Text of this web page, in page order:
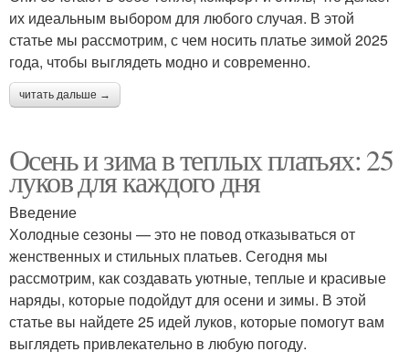
их идеальным выбором для любого случая. В этой
статье мы рассмотрим, с чем носить платье зимой 2025
года, чтобы выглядеть модно и современно.
читать дальше →
Осень и зима в теплых платьях: 25
луков для каждого дня
Введение
Холодные сезоны — это не повод отказываться от
женственных и стильных платьев. Сегодня мы
рассмотрим, как создавать уютные, теплые и красивые
наряды, которые подойдут для осени и зимы. В этой
статье вы найдете 25 идей луков, которые помогут вам
выглядеть привлекательно в любую погоду.